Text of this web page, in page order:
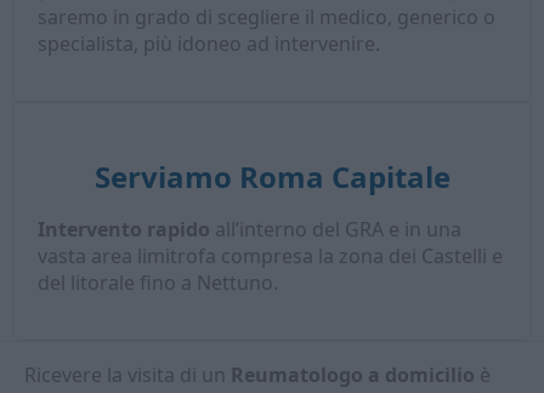
saremo in grado di scegliere il medico, generico o
specialista, più idoneo ad intervenire.
Serviamo Roma Capitale
Intervento rapido all’interno del GRA e in una
vasta area limitrofa compresa la zona dei Castelli e
del litorale fino a Nettuno.
Ricevere la visita di un Reumatologo a domicilio è